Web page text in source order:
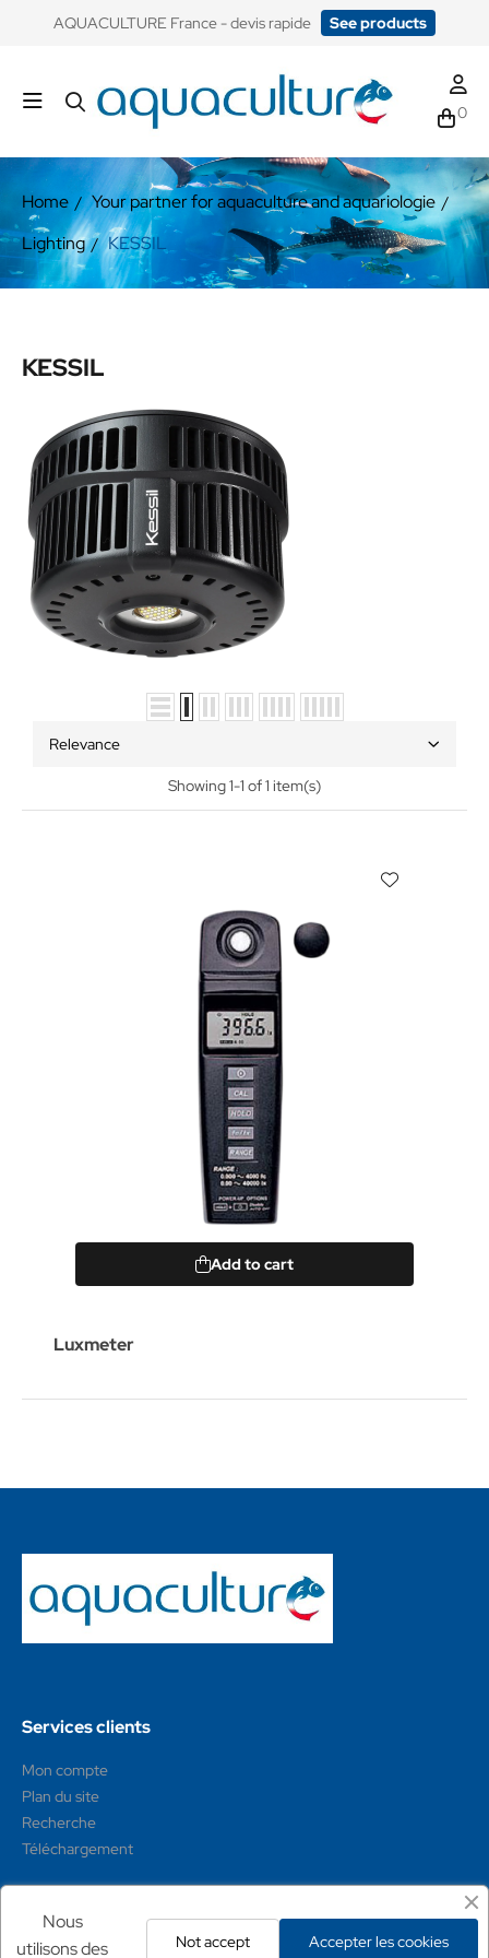
​AQUACULTURE France - devis rapide See products
0
Home
Your partner for aquaculture and aquariologie
Lighting
KESSIL
KESSIL
Relevance
Showing 1-1 of 1 item(s)
Add to cart
Luxmeter
Services clients
Mon compte
Plan du site
Recherche
Téléchargement
Conditions générales
Nous
utilisons des
Accepter les cookies
Not accept